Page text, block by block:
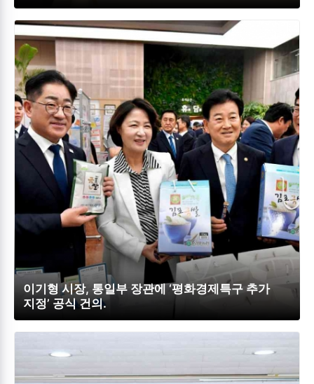
이기형 시장, 통일부 장관에 ‘평화경제특구 추가
지정’ 공식 건의.